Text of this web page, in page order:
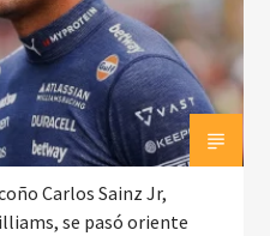
Carlos Sainz Jr,
se pasó oriente